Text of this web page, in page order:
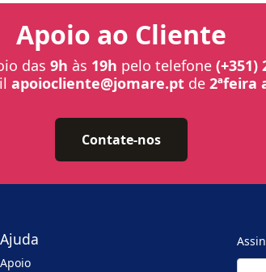
Apoio ao Cliente
das 9h às 19h pelo telefone (+351)
apoiocliente@jomare.ptde 2ªfeira
Contate-nos
Ajuda
Apoio